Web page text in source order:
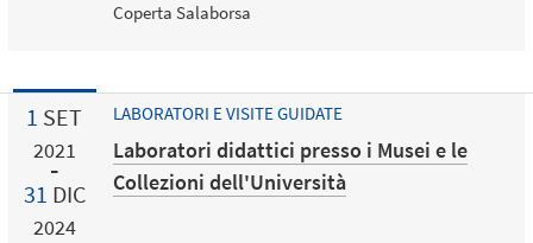
Coperta Salaborsa
1 SET
2021
31 DIC
2024
LABORATORI E VISITE GUIDATE
Laboratori didattici presso i Musei e le
Collezioni dell'Università